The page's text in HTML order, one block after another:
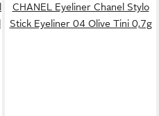
CHANEL Eyeliner Chanel Stylo
Stick Eyeliner 04 Olive Tini 0,7g